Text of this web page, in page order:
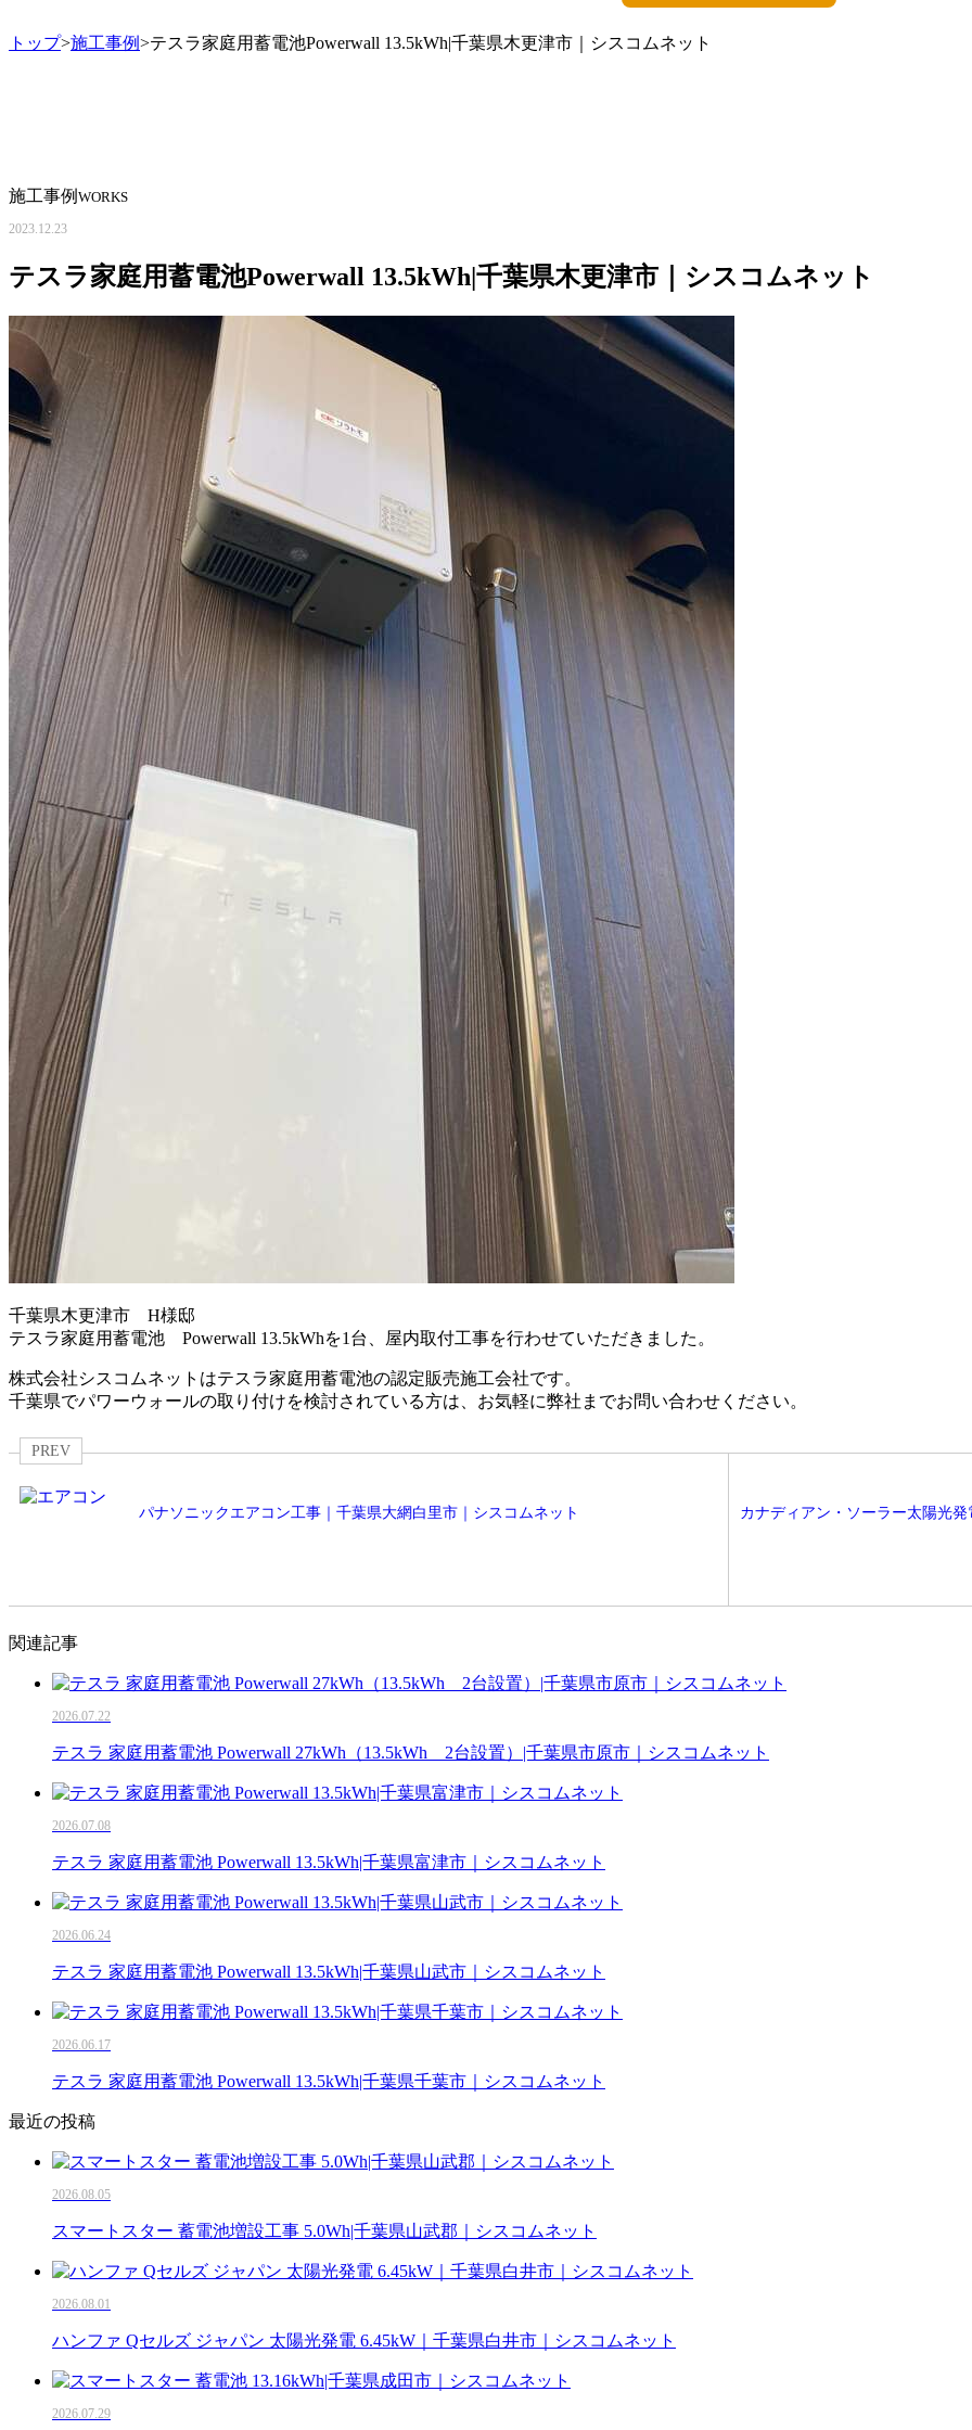
トップ>施工事例>テスラ家庭用蓄電池Powerwall 13.5kWh|千葉県木更津市｜シスコムネット
施工事例 WORKS
2023.12.23
テスラ家庭用蓄電池Powerwall 13.5kWh|千葉県木更津市｜シスコムネット
千葉県木更津市 H様邸
テスラ家庭用蓄電池 Powerwall 13.5kWhを1台、屋内取付工事を行わせていただきました。
株式会社シスコムネットはテスラ家庭用蓄電池の認定販売施工会社です。
千葉県でパワーウォールの取り付けを検討されている方は、お気軽に弊社までお問い合わせください。
PREV
パナソニックエアコン工事｜千葉県大網白里市｜シスコムネット カナディアン・ソーラー太陽光
関連記事
2026.07.22
テスラ 家庭用蓄電池 Powerwall 27kWh（13.5kWh 2台設置）|千葉県市原市｜シスコムネット
2026.07.08
テスラ 家庭用蓄電池 Powerwall 13.5kWh|千葉県富津市｜シスコムネット
2026.06.24
テスラ 家庭用蓄電池 Powerwall 13.5kWh|千葉県山武市｜シスコムネット
2026.06.17
テスラ 家庭用蓄電池 Powerwall 13.5kWh|千葉県千葉市｜シスコムネット
最近の投稿
2026.08.05
スマートスター 蓄電池増設工事 5.0Wh|千葉県山武郡｜シスコムネット
2026.08.01
ハンファ Qセルズ ジャパン 太陽光発電 6.45kW｜千葉県白井市｜シスコムネット
2026.07.29